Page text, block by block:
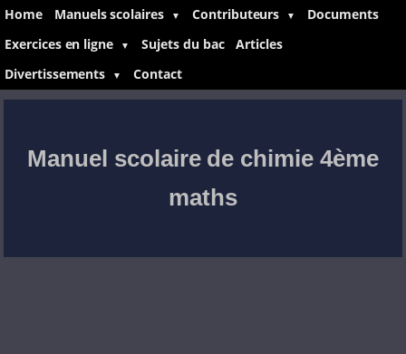
Home Manuels scolaires ▼ Contributeurs ▼
Documents
Exercices en ligne
▼ Sujets du bac
Articles
Divertissements
▼ Contact
Manuel scolaire de chimie 4ème
maths